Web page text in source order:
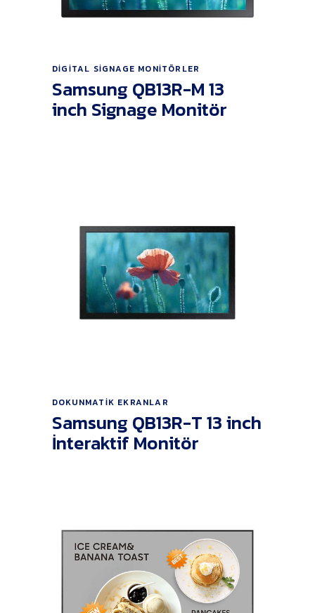
Ürünü İncele
DIGITAL SIGNAGE MONITÖRLER
Samsung QB13R-M 13
inch Signage Monitör
Ürünü İncele
DOKUNMATIK EKRANLAR
Samsung QB13R-T 13 inch
İnteraktif Monitör